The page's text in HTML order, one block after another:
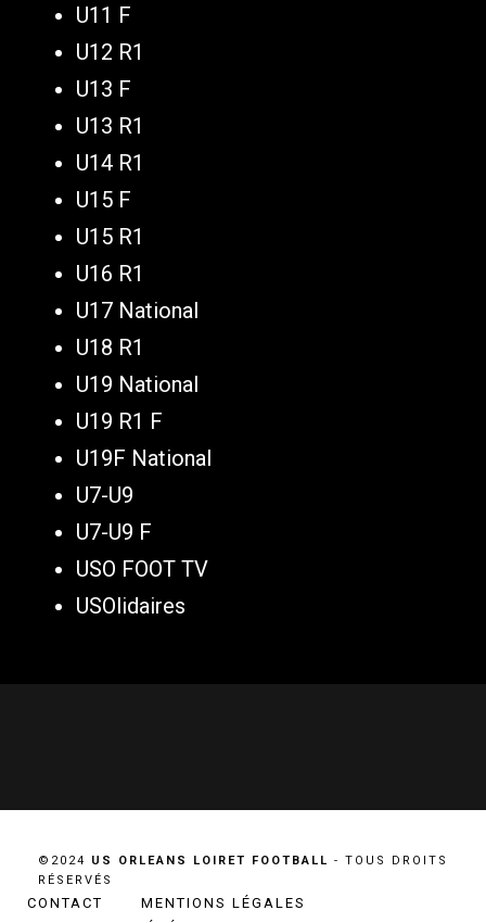
U11 F
U12 R1
U13 F
U13 R1
U14 R1
U15 F
U15 R1
U16 R1
U17 National
U18 R1
U19 National
U19 R1 F
U19F National
U7-U9
U7-U9 F
USO FOOT TV
USOlidaires
©2024 US ORLEANS LOIRET FOOTBALL - TOUS DROITS
RÉSERVÉS
CONTACT
MENTIONS LÉGALES